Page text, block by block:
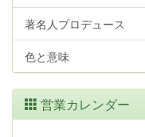
著名人プロデュース
色と意味
営業カレンダー